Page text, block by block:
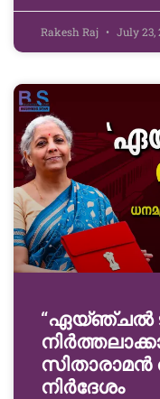
Rakesh Raj July 23,
“ഏയ്ഞ്ചല്‍
സിതാരാമൻ
നിര്‍ദേശം